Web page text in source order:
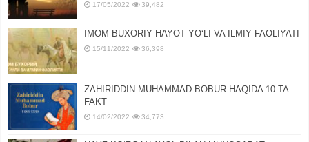
17/05/2022 39,482
IMOM BUXORIY HAYOT YOʻLI VA ILMIY FAOLIYATI
15/11/2022 36,398
ZAHIRIDDIN MUHAMMAD BOBUR HAQIDA 10 TA
FAKT
14/02/2022 34,773